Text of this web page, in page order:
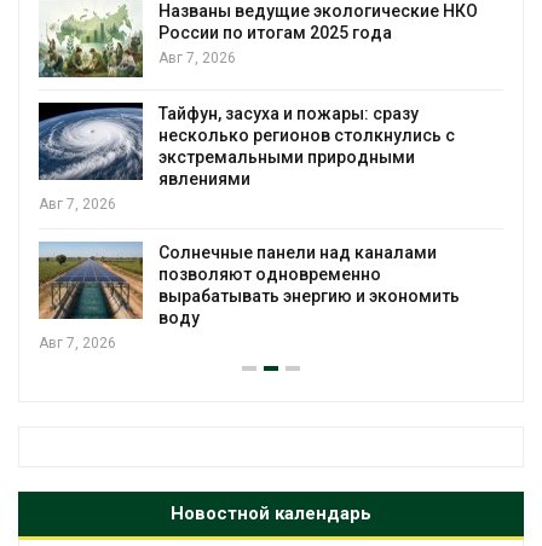
Названы ведущие экологические НКО
России по итогам 2025 года
Авг 7, 2026
Тайфун, засуха и пожары: сразу
несколько регионов столкнулись с
экстремальными природными
явлениями
Авг 7, 2026
Солнечные панели над каналами
позволяют одновременно
вырабатывать энергию и экономить
воду
Авг 7, 2026
Новостной календарь